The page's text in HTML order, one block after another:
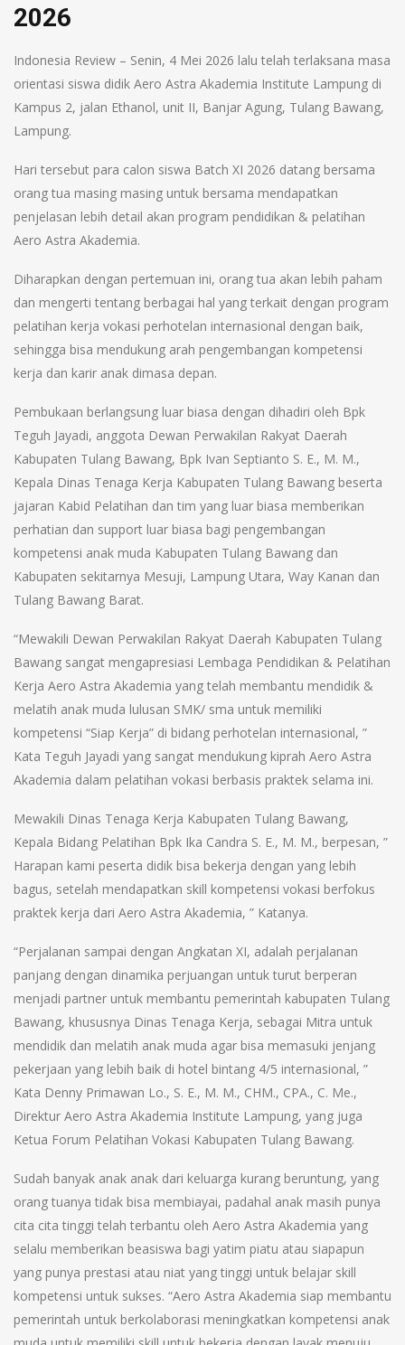
2026
Indonesia Review – Senin, 4 Mei 2026 lalu telah terlaksana masa
orientasi siswa didik Aero Astra Akademia Institute Lampung di
Kampus 2, jalan Ethanol, unit II, Banjar Agung, Tulang Bawang,
Lampung.
Hari tersebut para calon siswa Batch XI 2026 datang bersama
orang tua masing masing untuk bersama mendapatkan
penjelasan lebih detail akan program pendidikan & pelatihan
Aero Astra Akademia.
Diharapkan dengan pertemuan ini, orang tua akan lebih paham
dan mengerti tentang berbagai hal yang terkait dengan program
pelatihan kerja vokasi perhotelan internasional dengan baik,
sehingga bisa mendukung arah pengembangan kompetensi
kerja dan karir anak dimasa depan.
Pembukaan berlangsung luar biasa dengan dihadiri oleh Bpk
Teguh Jayadi, anggota Dewan Perwakilan Rakyat Daerah
Kabupaten Tulang Bawang, Bpk Ivan Septianto S. E., M. M.,
Kepala Dinas Tenaga Kerja Kabupaten Tulang Bawang beserta
jajaran Kabid Pelatihan dan tim yang luar biasa memberikan
perhatian dan support luar biasa bagi pengembangan
kompetensi anak muda Kabupaten Tulang Bawang dan
Kabupaten sekitarnya Mesuji, Lampung Utara, Way Kanan dan
Tulang Bawang Barat.
“Mewakili Dewan Perwakilan Rakyat Daerah Kabupaten Tulang
Bawang sangat mengapresiasi Lembaga Pendidikan & Pelatihan
Kerja Aero Astra Akademia yang telah membantu mendidik &
melatih anak muda lulusan SMK/ sma untuk memiliki
kompetensi “Siap Kerja” di bidang perhotelan internasional, ”
Kata Teguh Jayadi yang sangat mendukung kiprah Aero Astra
Akademia dalam pelatihan vokasi berbasis praktek selama ini.
Mewakili Dinas Tenaga Kerja Kabupaten Tulang Bawang,
Kepala Bidang Pelatihan Bpk Ika Candra S. E., M. M., berpesan, ”
Harapan kami peserta didik bisa bekerja dengan yang lebih
bagus, setelah mendapatkan skill kompetensi vokasi berfokus
praktek kerja dari Aero Astra Akademia, ” Katanya.
“Perjalanan sampai dengan Angkatan XI, adalah perjalanan
panjang dengan dinamika perjuangan untuk turut berperan
menjadi partner untuk membantu pemerintah kabupaten Tulang
Bawang, khususnya Dinas Tenaga Kerja, sebagai Mitra untuk
mendidik dan melatih anak muda agar bisa memasuki jenjang
pekerjaan yang lebih baik di hotel bintang 4/5 internasional, ”
Kata Denny Primawan Lo., S. E., M. M., CHM., CPA., C. Me.,
Direktur Aero Astra Akademia Institute Lampung, yang juga
Ketua Forum Pelatihan Vokasi Kabupaten Tulang Bawang.
Sudah banyak anak anak dari keluarga kurang beruntung, yang
orang tuanya tidak bisa membiayai, padahal anak masih punya
cita cita tinggi telah terbantu oleh Aero Astra Akademia yang
selalu memberikan beasiswa bagi yatim piatu atau siapapun
yang punya prestasi atau niat yang tinggi untuk belajar skill
kompetensi untuk sukses. “Aero Astra Akademia siap membantu
pemerintah untuk berkolaborasi meningkatkan kompetensi anak